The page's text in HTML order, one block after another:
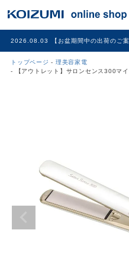
2026.08.03 【お盆期間中の出荷のご
トップページ
理美容家電
【アウトレット】サロンセンス300マ
WEB限定品
冷暖房家電
家具